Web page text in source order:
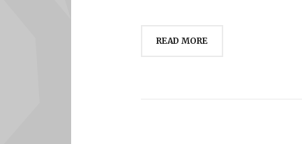
READ MORE